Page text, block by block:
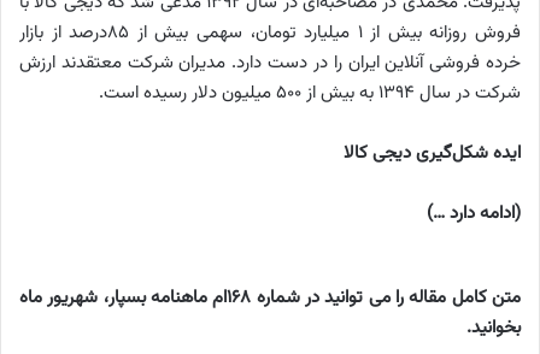
فروش روزانه بیش از۱ میلیارد تومان، سهمی بیش از ۸۵درصد از بازار
خرده فروشی آنلاین ایران را در دست دارد. مدیران شرکت معتقدند ارزش
شرکت در سال ۱۳۹۴ به بیش از۵۰۰میلیون دلار رسیده است.
ایده شکل‌گیری دیجی کالا
(ادامه دارد …)
متن کامل مقاله را می توانید در شماره 168ام ماهنامه بسپار، شهریور ماه
بخوانید.